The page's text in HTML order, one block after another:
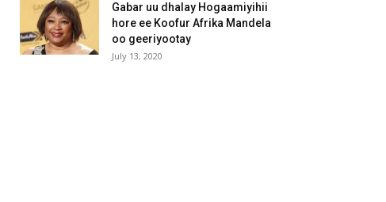
Gabar uu dhalay Hogaamiyihii
hore ee Koofur Afrika Mandela
oo geeriyootay
July 13, 2020